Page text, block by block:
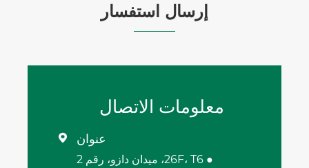
إرسال استفسار
معلومات الاتصال
 عنوان
● 26F، T6، ميدان دازو، رقم 2